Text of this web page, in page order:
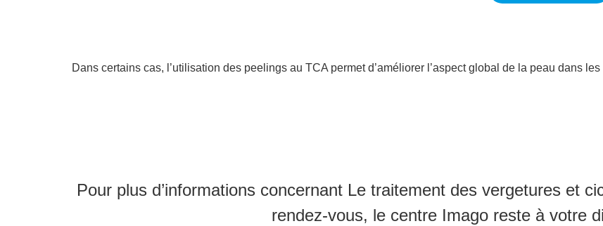
Dans certains cas, l’utilisation des peelings au TCA permet d’améliorer l’aspect global de la peau dans
Pour plus d’informations concernant Le traitement des vergetures et
rendez-vous, le centre Imago reste à votre